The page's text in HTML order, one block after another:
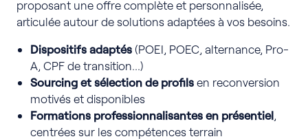
proposant une offre complète et personnalisée,
articulée autour de solutions adaptées à vos besoins.
Dispositifs adaptés (POEI, POEC, alternance, Pro-
A, CPF de transition…)
Sourcing et sélection de profils en reconversion
motivés et disponibles
Formations professionnalisantes en présentiel,
centrées sur les compétences terrain